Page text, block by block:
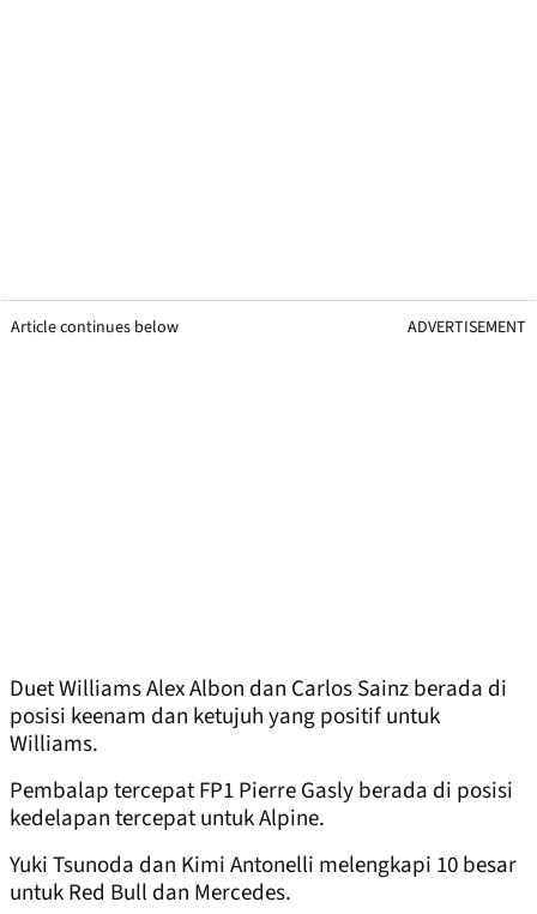
Article continues below ADVERTISEMENT
Duet Williams Alex Albon dan Carlos Sainz berada di
posisi keenam dan ketujuh yang positif untuk
Williams.
Pembalap tercepat FP1 Pierre Gasly berada di posisi
kedelapan tercepat untuk Alpine.
Yuki Tsunoda dan Kimi Antonelli melengkapi 10 besar
untuk Red Bull dan Mercedes.